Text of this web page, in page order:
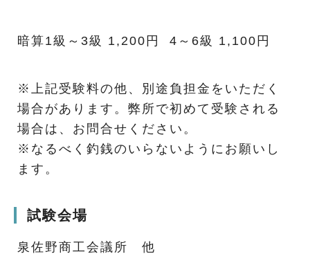
暗算1級～3級 1,200円 4～6級 1,100円
※上記受験料の他、別途負担金をいただく
場合があります。弊所で初めて受験される
場合は、お問合せください。
※なるべく釣銭のいらないようにお願いし
ます。
試験会場
泉佐野商工会議所 他